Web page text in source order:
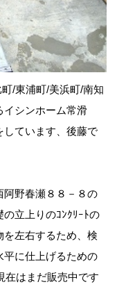
/東浦町/美浜町/南知
イシンホーム常滑
しています、後藤で
阿野春瀬８８－８の
立上りのｺﾝｸﾘｰﾄの
左右するため、検
平に仕上げるための
在はまだ販売中です